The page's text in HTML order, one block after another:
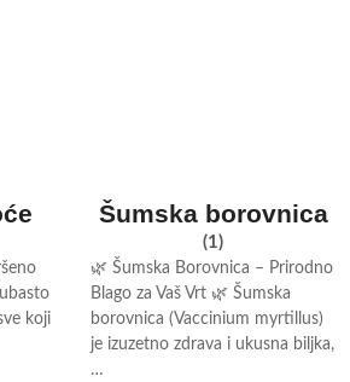
koji
Šumska borovnica
(1)
🌿 Šumska Borovnica – Prirodno
Blago za Vaš Vrt 🌿 Šumska
borovnica (Vaccinium myrtillus)
je izuzetno zdrava i ukusna biljka,
…